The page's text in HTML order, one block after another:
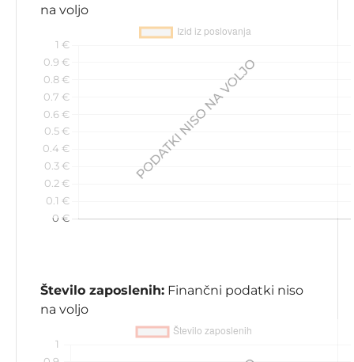
na voljo
Število zaposlenih: Finančni podatki niso
na voljo